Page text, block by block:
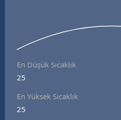
En Düşük Sıcaklık
25
En Yüksek Sıcaklık
25